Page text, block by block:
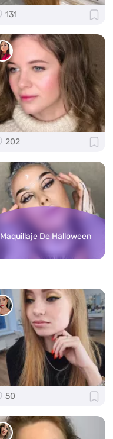
131
202
Maquillaje De Halloween
50